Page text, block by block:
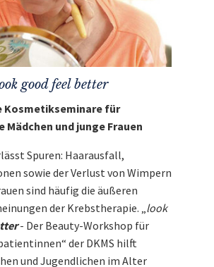
good feel better
Kosmetikseminare für
Mädchen und junge Frauen
Spuren: Haarausfall,
sowie der Verlust von Wimpern
sind häufig die äußeren
der Krebstherapie. „look
- Der Beauty-Workshop für
der DKMS hilft
und Jugendlichen im Alter